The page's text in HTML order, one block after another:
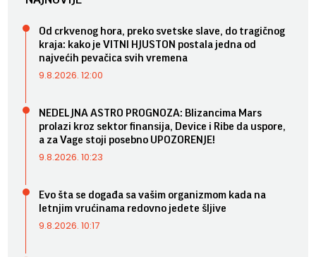
Od crkvenog hora, preko svetske slave, do tragičnog
kraja: kako je VITNI HJUSTON postala jedna od
najvećih pevačica svih vremena
9.8.2026. 12:00
NEDELJNA ASTRO PROGNOZA: Blizancima Mars
prolazi kroz sektor finansija, Device i Ribe da uspore,
a za Vage stoji posebno UPOZORENJE!
9.8.2026. 10:23
Evo šta se događa sa vašim organizmom kada na
letnjim vrućinama redovno jedete šljive
9.8.2026. 10:17